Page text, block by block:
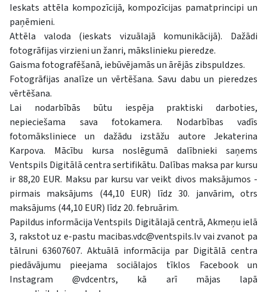
Ieskats attēla kompozīcijā, kompozīcijas pamatprincipi un
paņēmieni.
Attēla valoda (ieskats vizuālajā komunikācijā). Dažādi
fotogrāfijas virzieni un žanri, mākslinieku pieredze.
Gaisma fotografēšanā, iebūvējamās un ārējās zibspuldzes.
Fotogrāfijas analīze un vērtēšana. Savu dabu un pieredzes
vērtēšana.
Lai nodarbībās būtu iespēja praktiski darboties,
nepieciešama sava fotokamera. Nodarbības vadīs
fotomāksliniece un dažādu izstāžu autore Jekaterina
Karpova. Mācību kursa noslēgumā dalībnieki saņems
Ventspils Digitālā centra sertifikātu. Dalības maksa par kursu
ir 88,20 EUR. Maksu par kursu var veikt divos maksājumos -
pirmais maksājums (44,10 EUR) līdz 30. janvārim, otrs
maksājums (44,10 EUR) līdz 20. februārim.
Papildus informācija Ventspils Digitālajā centrā, Akmeņu ielā
3, rakstot uz e-pastu macibas.vdc@ventspils.lvvai zvanot pa
tālruni 63607607. Aktuālā informācija par Digitālā centra
piedāvājumu pieejama sociālajos tīklos Facebook un
Instagram @vdcentrs, kā arī mājas lapā